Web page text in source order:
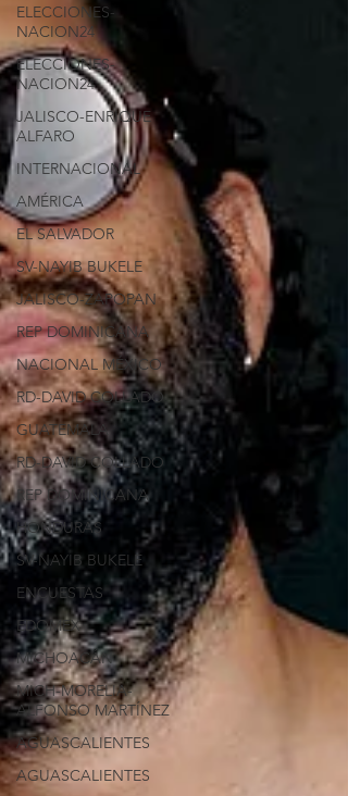
ELECCIONES-
NACION24
ELECCIONES-
NACION24
JALISCO-ENRIQUE
ALFARO
INTERNACIONAL
AMÉRICA
EL SALVADOR
SV-NAYIB BUKELE
JALISCO-ZAPOPAN
REP DOMINICANA
NACIONAL MÉXICO
RD-DAVID COLLADO
GUATEMALA
RD-DAVID COLLADO
REP DOMINICANA
HONDURAS
SV-NAYIB BUKELE
ENCUESTAS
EDOMEX
MICHOACÁN
MICH-MORELIA-
ALFONSO MARTÍNEZ
AGUASCALIENTES
AGUASCALIENTES